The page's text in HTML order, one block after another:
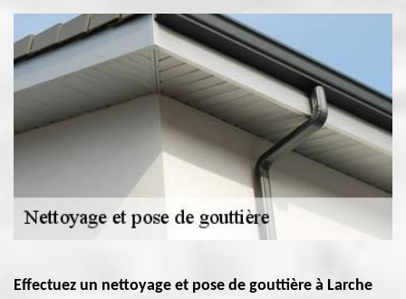
Effectuez un nettoyage et pose de gouttière à Larche